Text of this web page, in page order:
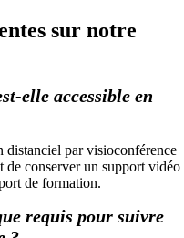
sur notre
elle accessible en
par visioconférence
de conserver un support vidéo
de formation.
requis pour suivre